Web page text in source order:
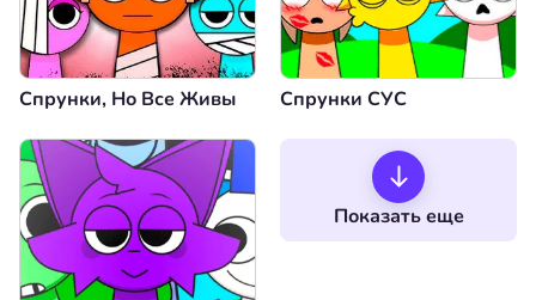
Спрунки, Но Все Живы Спрунки СУС
Показать еще